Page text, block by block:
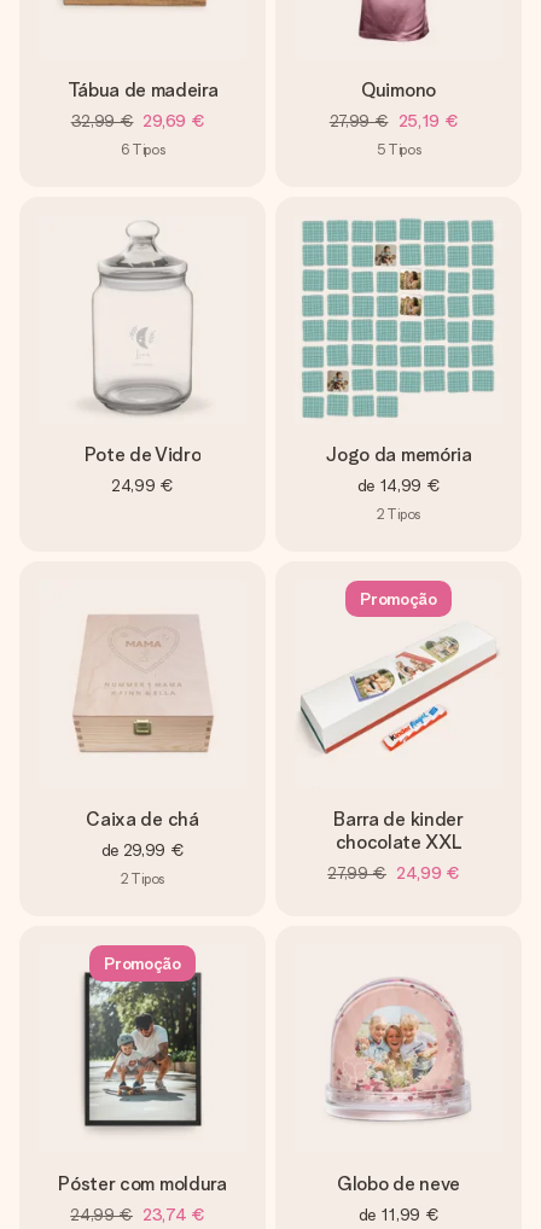
Tábua de madeira
32,99 € 29,69 €
6 Tipos
Quimono
27,99 € 25,19 €
5 Tipos
Pote de Vidro
24,99 €
Jogo da memória
de 14,99 €
2 Tipos
Caixa de chá
de 29,99 €
2 Tipos
Promoção
Barra de kinder
chocolate XXL
27,99 € 24,99 €
Promoção
Póster com moldura
24,99 € 23,74 €
Globo de neve
de 11,99 €